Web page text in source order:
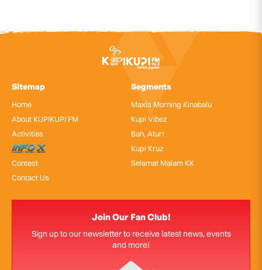
Sitemap
Home
About KUPIKUPI FM
Activities
InfoX
Contest
Contact Us
Segments
Maxis Morning Kinabalu
Kupi Vibez
Bah, Atur!
Kupi Kruz
Selamat Malam KK
Join Our Fan Club!
Sign up to our newsletter to receive latest news, events
and more!